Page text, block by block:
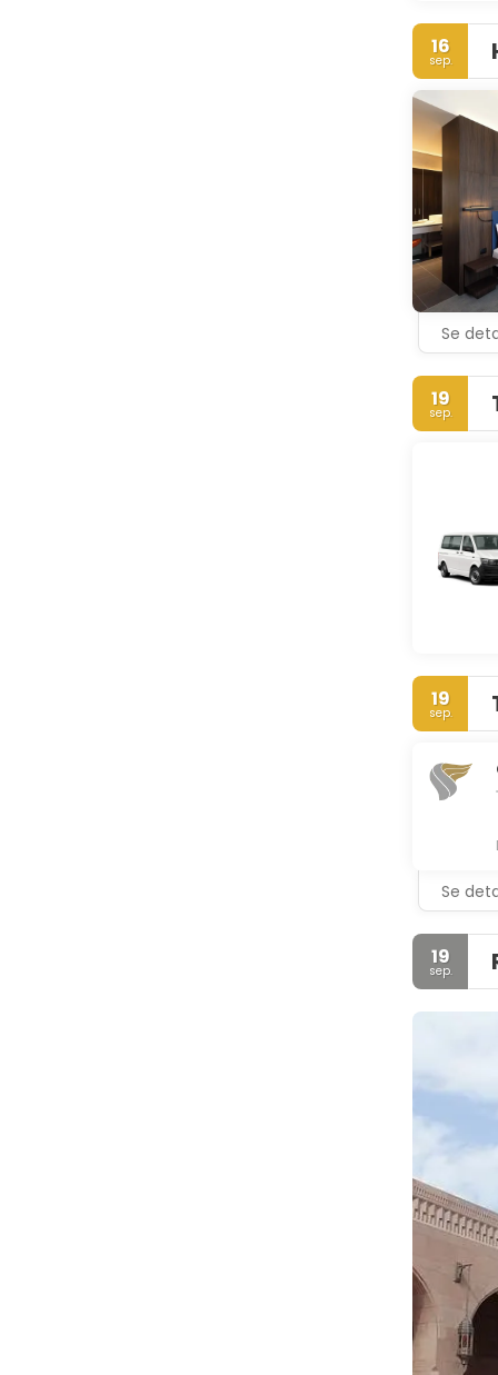
16
sep.
Se
19
sep.
19
sep.
Se
19
sep.